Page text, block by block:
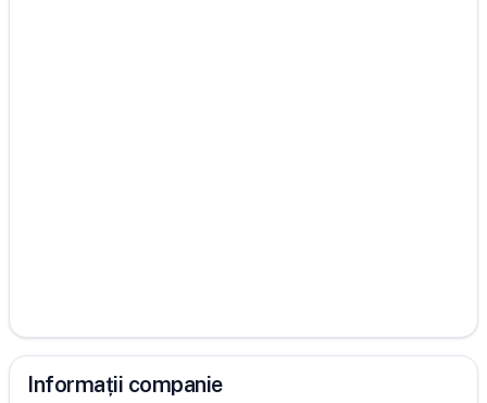
Informații companie